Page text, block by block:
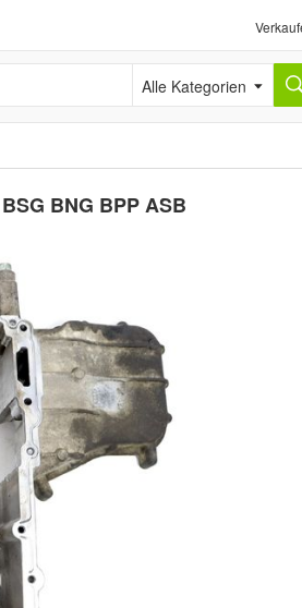
Alle Kategorien
BNG BPP ASB